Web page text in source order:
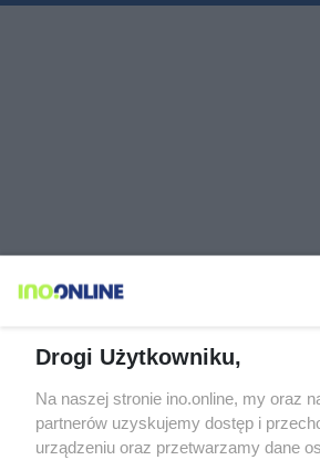
Drogi Użytkowniku,
Na naszej stronie ino.online, my oraz
partnerów uzyskujemy dostęp i
urządzeniu oraz przetwarzamy dane